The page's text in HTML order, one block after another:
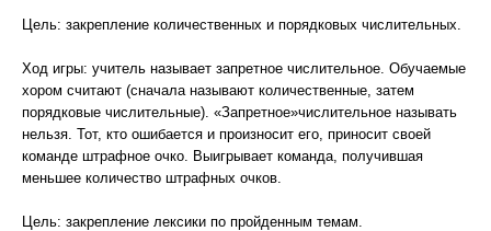
Цель: закрепление количественных и порядковых числительных.
Ход игры: учитель называет запретное числительное. Обучаемые
хором считают (сначала называют количественные, затем
порядковые числительные). «Запретное»числительное называть
нельзя. Тот, кто ошибается и произносит его, приносит своей
команде штрафное очко. Выигрывает команда, получившая
меньшее количество штрафных очков.
Цель: закрепление лексики по пройденным темам.